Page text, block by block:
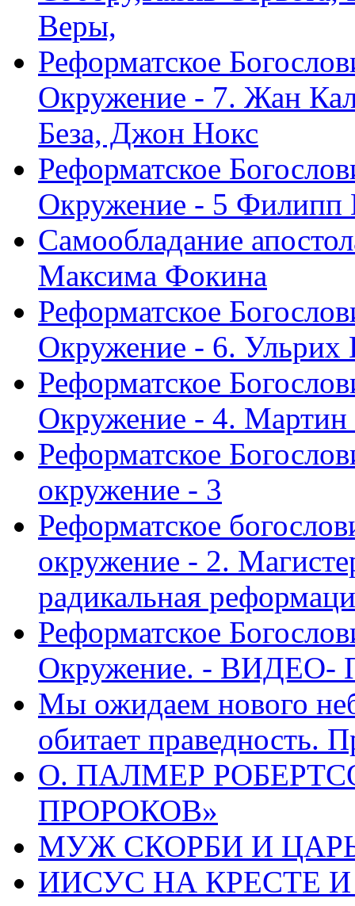
Веры,
Реформатское
Окружение - 7. Жан
Беза, Джон Нокс
Реформатское
Окружение - 5 Филипп
Самообладание
Максима Фокина
Реформатское
Окружение - 6. Ульрих
Реформатское
Окружение - 4.
Реформатское
окружение - 3
Реформатское
окружение - 2.
радикальная
Реформатское
Окружение. - ВИДЕО-
Мы ожидаем нового
обитает праведность.
О. ПАЛМЕР
ПРОРОКОВ»
МУЖ СКОРБИ И ЦАРЬ
ИИСУС НА КРЕСТЕ